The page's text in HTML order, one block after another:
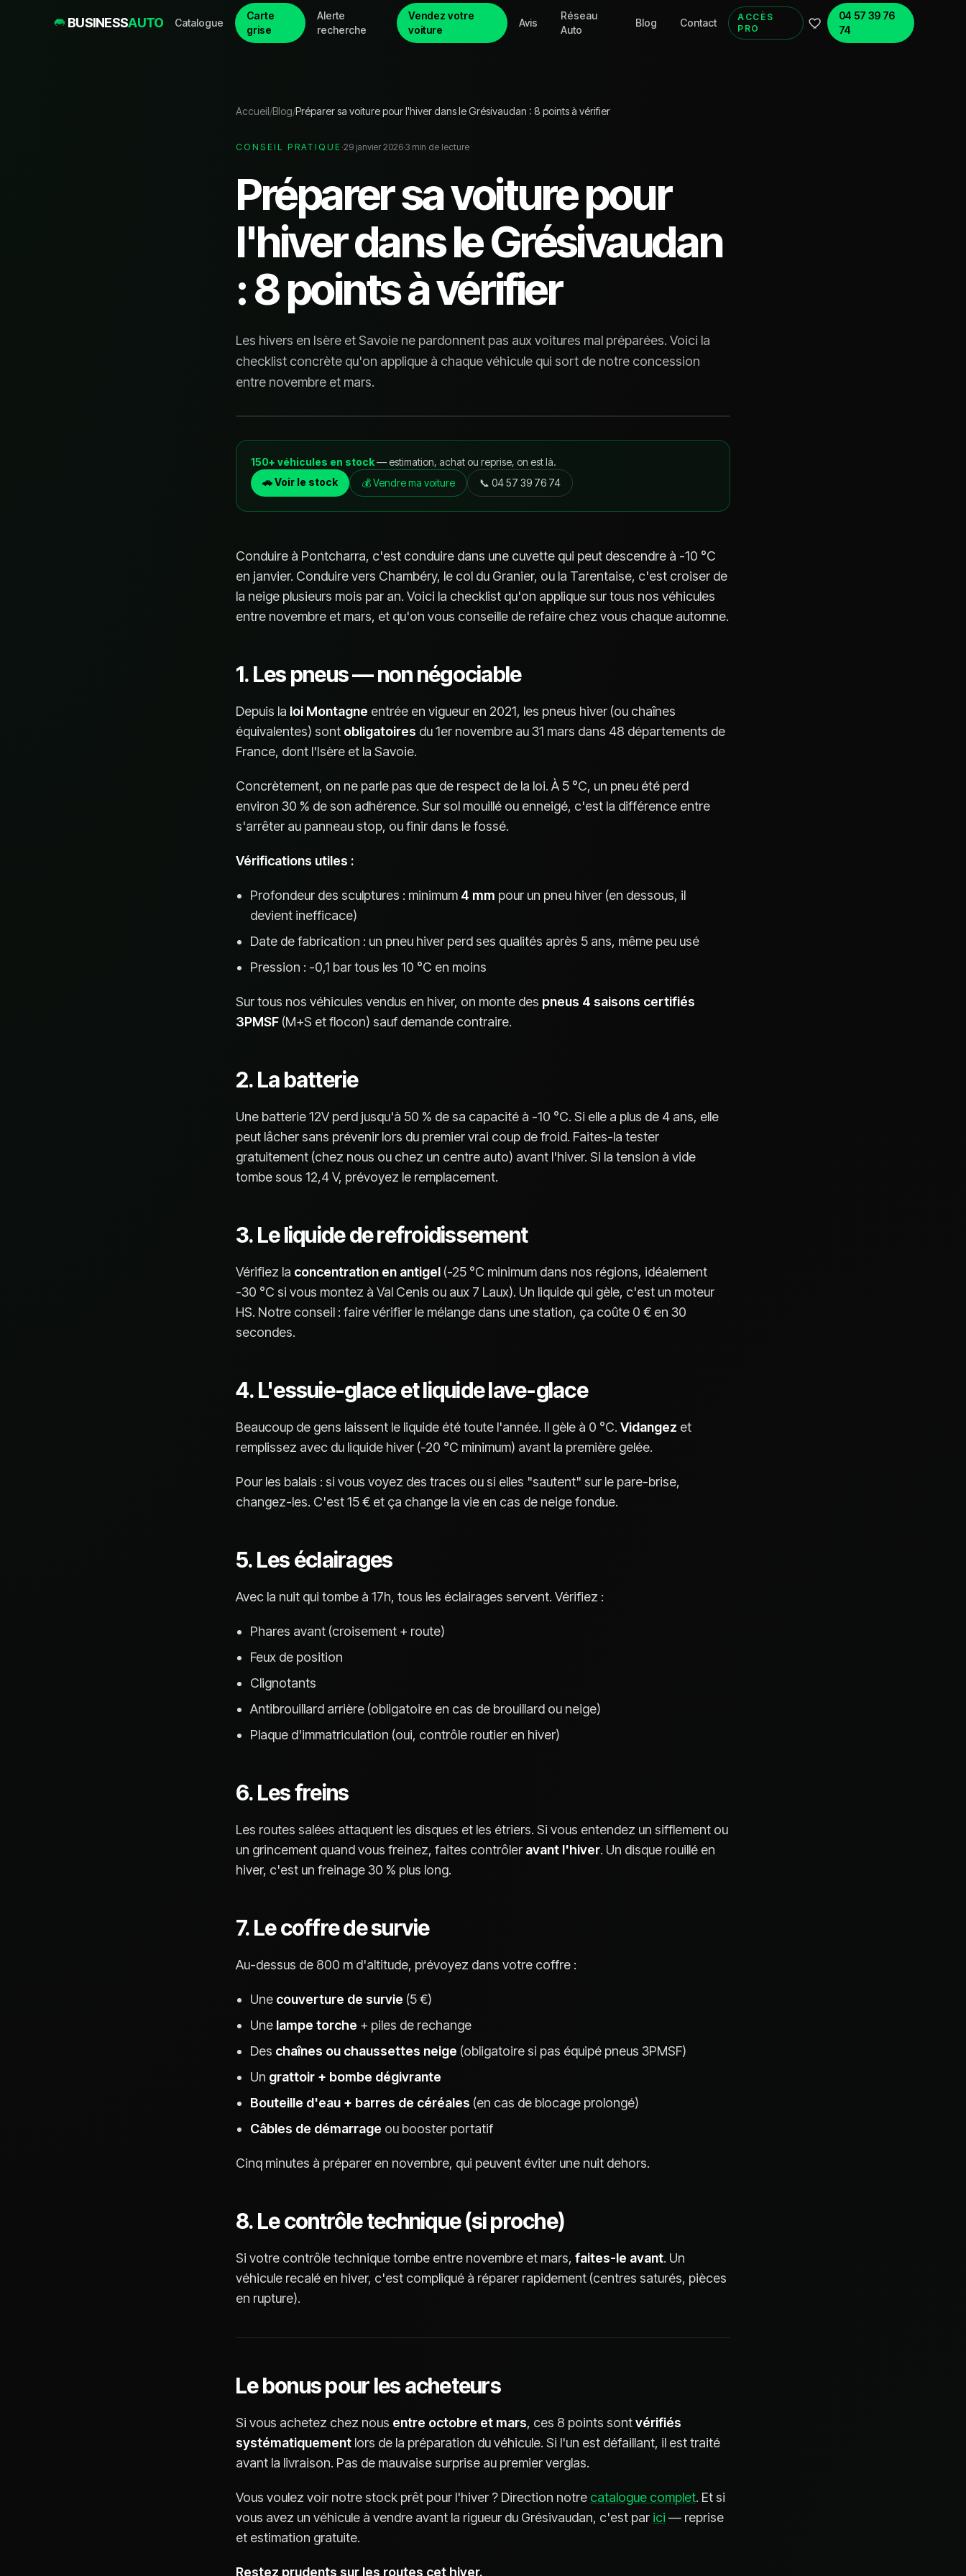
BUSINESSAUTO Catalogue
Carte
grise
Alerte
recherche
Vendez votre
voiture
Avis
Réseau
Auto
Blog Contact
ACCÈS
PRO
04 57 39 76
74
Accueil/Blog/Préparer sa voiture pour l'hiver dans le Grésivaudan : 8 points à vérifier
CONSEIL PRATIQUE ·29 janvier 2026·3 min de lecture
Préparer sa voiture pour
l'hiver dans le Grésivaudan
: 8 points à vérifier
Les hivers en Isère et Savoie ne pardonnent pas aux voitures mal préparées. Voici la
checklist concrète qu'on applique à chaque véhicule qui sort de notre concession
entre novembre et mars.
150+ véhicules en stock— estimation, achat ou reprise, on est là.
🚗 Voir le stock
💰 Vendre ma voiture 📞 04 57 39 76 74
Conduire à Pontcharra, c'est conduire dans une cuvette qui peut descendre à -10 °C
en janvier. Conduire vers Chambéry, le col du Granier, ou la Tarentaise, c'est croiser de
la neige plusieurs mois par an. Voici la checklist qu'on applique sur tous nos véhicules
entre novembre et mars, et qu'on vous conseille de refaire chez vous chaque automne.
1. Les pneus — non négociable
Depuis la loi Montagne entrée en vigueur en 2021, les pneus hiver (ou chaînes
équivalentes) sont obligatoires du 1er novembre au 31 mars dans 48 départements de
France, dont l'Isère et la Savoie.
Concrètement, on ne parle pas que de respect de la loi. À 5 °C, un pneu été perd
environ 30 % de son adhérence. Sur sol mouillé ou enneigé, c'est la différence entre
s'arrêter au panneau stop, ou finir dans le fossé.
Vérifications utiles :
Profondeur des sculptures : minimum 4 mm pour un pneu hiver (en dessous, il
devient inefficace)
Date de fabrication : un pneu hiver perd ses qualités après 5 ans, même peu usé
Pression : -0,1 bar tous les 10 °C en moins
Sur tous nos véhicules vendus en hiver, on monte des pneus 4 saisons certifiés
3PMSF (M+S et flocon) sauf demande contraire.
2. La batterie
Une batterie 12V perd jusqu'à 50 % de sa capacité à -10 °C. Si elle a plus de 4 ans, elle
peut lâcher sans prévenir lors du premier vrai coup de froid. Faites-la tester
gratuitement (chez nous ou chez un centre auto) avant l'hiver. Si la tension à vide
tombe sous 12,4 V, prévoyez le remplacement.
3. Le liquide de refroidissement
Vérifiez la concentration en antigel (-25 °C minimum dans nos régions, idéalement
-30 °C si vous montez à Val Cenis ou aux 7 Laux). Un liquide qui gèle, c'est un moteur
HS. Notre conseil : faire vérifier le mélange dans une station, ça coûte 0 € en 30
secondes.
4. L'essuie-glace et liquide lave-glace
Beaucoup de gens laissent le liquide été toute l'année. Il gèle à 0 °C. Vidangez et
remplissez avec du liquide hiver (-20 °C minimum) avant la première gelée.
Pour les balais : si vous voyez des traces ou si elles "sautent" sur le pare-brise,
changez-les. C'est 15 € et ça change la vie en cas de neige fondue.
5. Les éclairages
Avec la nuit qui tombe à 17h, tous les éclairages servent. Vérifiez :
Phares avant (croisement + route)
Feux de position
Clignotants
Antibrouillard arrière (obligatoire en cas de brouillard ou neige)
Plaque d'immatriculation (oui, contrôle routier en hiver)
6. Les freins
Les routes salées attaquent les disques et les étriers. Si vous entendez un sifflement ou
un grincement quand vous freinez, faites contrôler avant l'hiver. Un disque rouillé en
hiver, c'est un freinage 30 % plus long.
7. Le coffre de survie
Au-dessus de 800 m d'altitude, prévoyez dans votre coffre :
Une couverture de survie (5 €)
Une lampe torche + piles de rechange
Des chaînes ou chaussettes neige (obligatoire si pas équipé pneus 3PMSF)
Un grattoir + bombe dégivrante
Bouteille d'eau + barres de céréales (en cas de blocage prolongé)
Câbles de démarrage ou booster portatif
Cinq minutes à préparer en novembre, qui peuvent éviter une nuit dehors.
8. Le contrôle technique (si proche)
Si votre contrôle technique tombe entre novembre et mars, faites-le avant. Un
véhicule recalé en hiver, c'est compliqué à réparer rapidement (centres saturés, pièces
en rupture).
Le bonus pour les acheteurs
Si vous achetez chez nous entre octobre et mars, ces 8 points sontvérifiés
systématiquement lors de la préparation du véhicule. Si l'un est défaillant, il est traité
avant la livraison. Pas de mauvaise surprise au premier verglas.
Vous voulez voir notre stock prêt pour l'hiver ? Direction notre catalogue complet. Et si
vous avez un véhicule à vendre avant la rigueur du Grésivaudan, c'est par ici — reprise
et estimation gratuite.
Restez prudents sur les routes cet hiver.